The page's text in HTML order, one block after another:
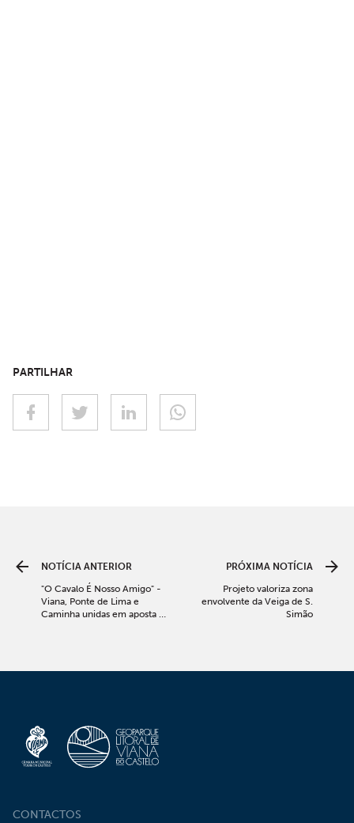
PARTILHAR
NOTÍCIA ANTERIOR
"O Cavalo É Nosso Amigo" -
Viana, Ponte de Lima e
Caminha unidas em aposta no
PRÓXIMA NOTÍCIA
Projeto valoriza zona
envolvente da Veiga de S.
Simão
CONTACTOS